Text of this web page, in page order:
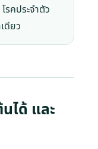
รคประจำตัว
ดียว
ได้ และ